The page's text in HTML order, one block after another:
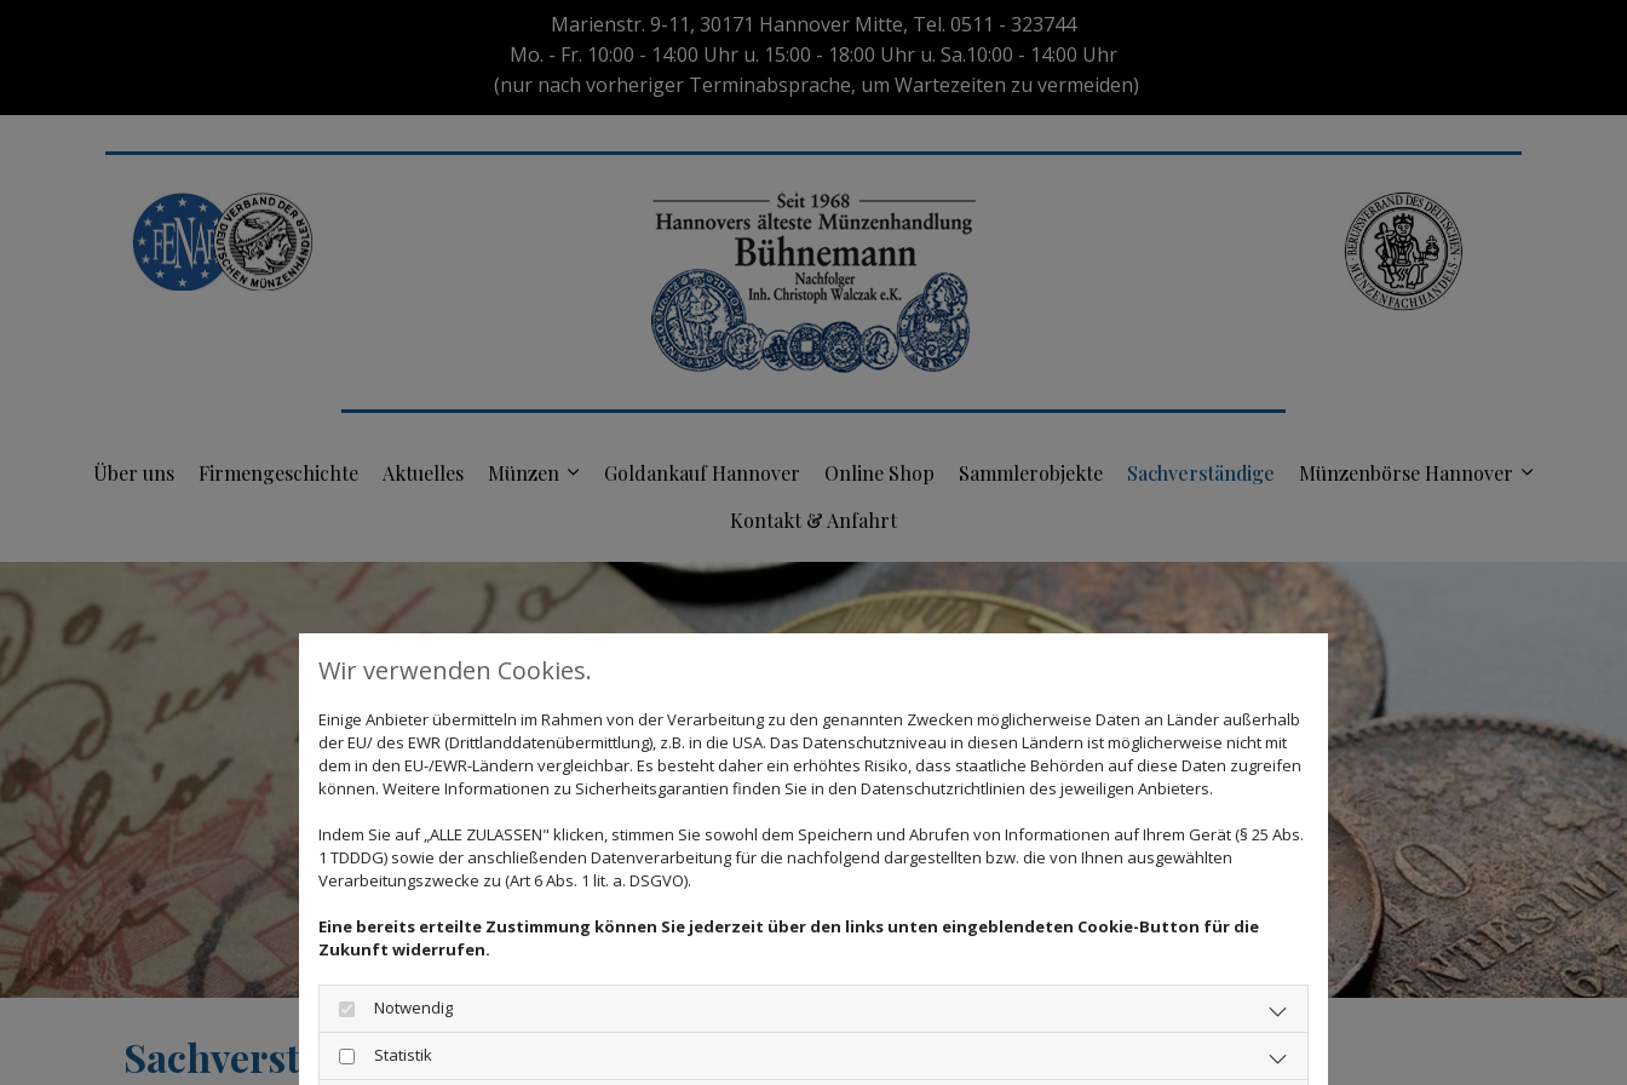
Marienstr. 9-11, 30171 Hannover Mitte, Tel. 0511 - 323744
Mo. - Fr. 10:00 - 14:00 Uhr u. 15:00 - 18:00 Uhr u. Sa.10:00 - 14:00 Uhr
(nur nach vorheriger Terminabsprache, um Wartezeiten zu vermeiden)
Über uns Firmengeschichte Aktuelles Münzen Goldankauf Hannover Online Shop Sammlerobjekte Sachverständige
Münzenbörse Hannover
Kontakt & Anfahrt
Sachverständige für Münzen und Münzsammlungen
Wir verwenden Cookies.
Einige Anbieter übermitteln im Rahmen von der Verarbeitung zu den genannten Zwecken möglicherweise Daten an Länder außerhalb
der EU/ des EWR (Drittlanddatenübermittlung), z.B. in die USA. Das Datenschutzniveau in diesen Ländern ist möglicherweise nicht mit
dem in den EU-/EWR-Ländern vergleichbar. Es besteht daher ein erhöhtes Risiko, dass staatliche Behörden auf diese Daten zugreifen
können. Weitere Informationen zu Sicherheitsgarantien finden Sie in den Datenschutzrichtlinien des jeweiligen Anbieters.
Indem Sie auf „ALLE ZULASSEN" klicken, stimmen Sie sowohl dem Speichern und Abrufen von Informationen auf Ihrem Gerät (§ 25 Abs.
1 TDDDG) sowie der anschließenden Datenverarbeitung für die nachfolgend dargestellten bzw. die von Ihnen ausgewählten
Verarbeitungszwecke zu (Art 6 Abs. 1 lit. a. DSGVO).
Eine bereits erteilte Zustimmung können Sie jederzeit über den links unten eingeblendeten Cookie-Button für die
Zukunft widerrufen.
Notwendig
Statistik